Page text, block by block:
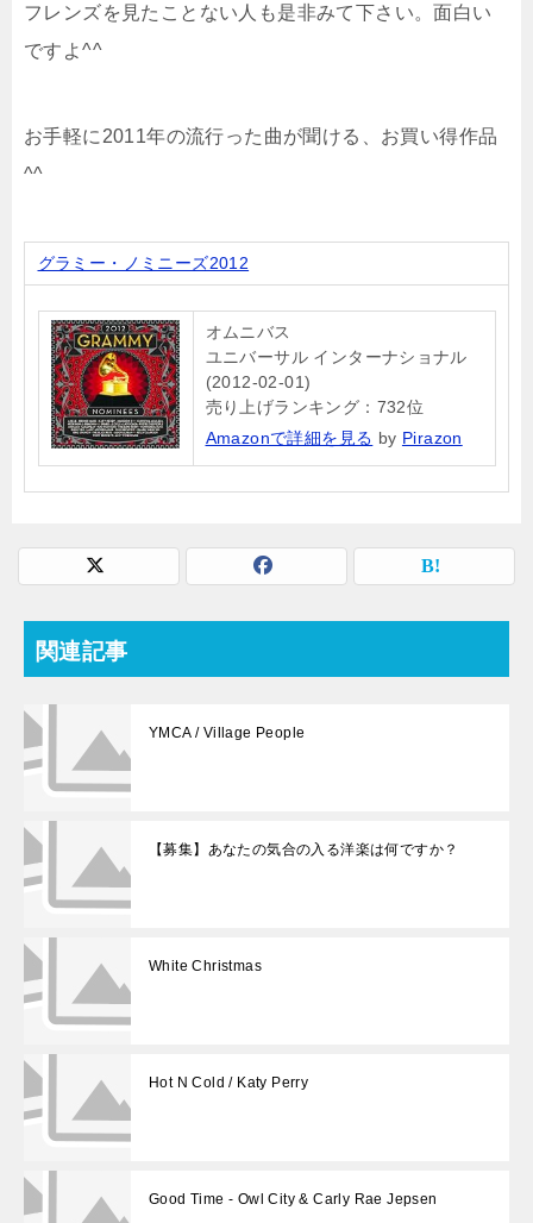
フレンズを見たことない人も是非みて下さい。面白い
ですよ^^
お手軽に2011年の流行った曲が聞ける、お買い得作品
^^
グラミー・ノミニーズ2012
オムニバス
ユニバーサル インターナショナル
(2012-02-01)
売り上げランキング：732位
Amazonで詳細を見る by Pirazon
関連記事
YMCA / Village People
【募集】あなたの気合の入る洋楽は何ですか？
White Christmas
Hot N Cold / Katy Perry
Good Time - Owl City & Carly Rae Jepsen